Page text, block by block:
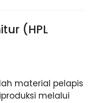
(HPL
material pelapis
melalui